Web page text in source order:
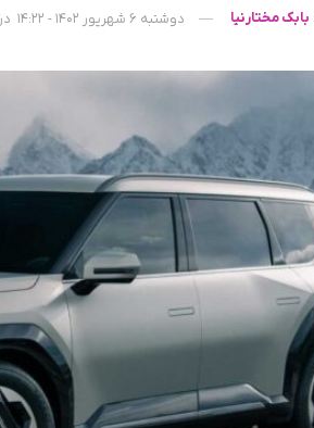
بابک مختارنیا دوشنبه 6 شهریور 1402 - 14:22 در